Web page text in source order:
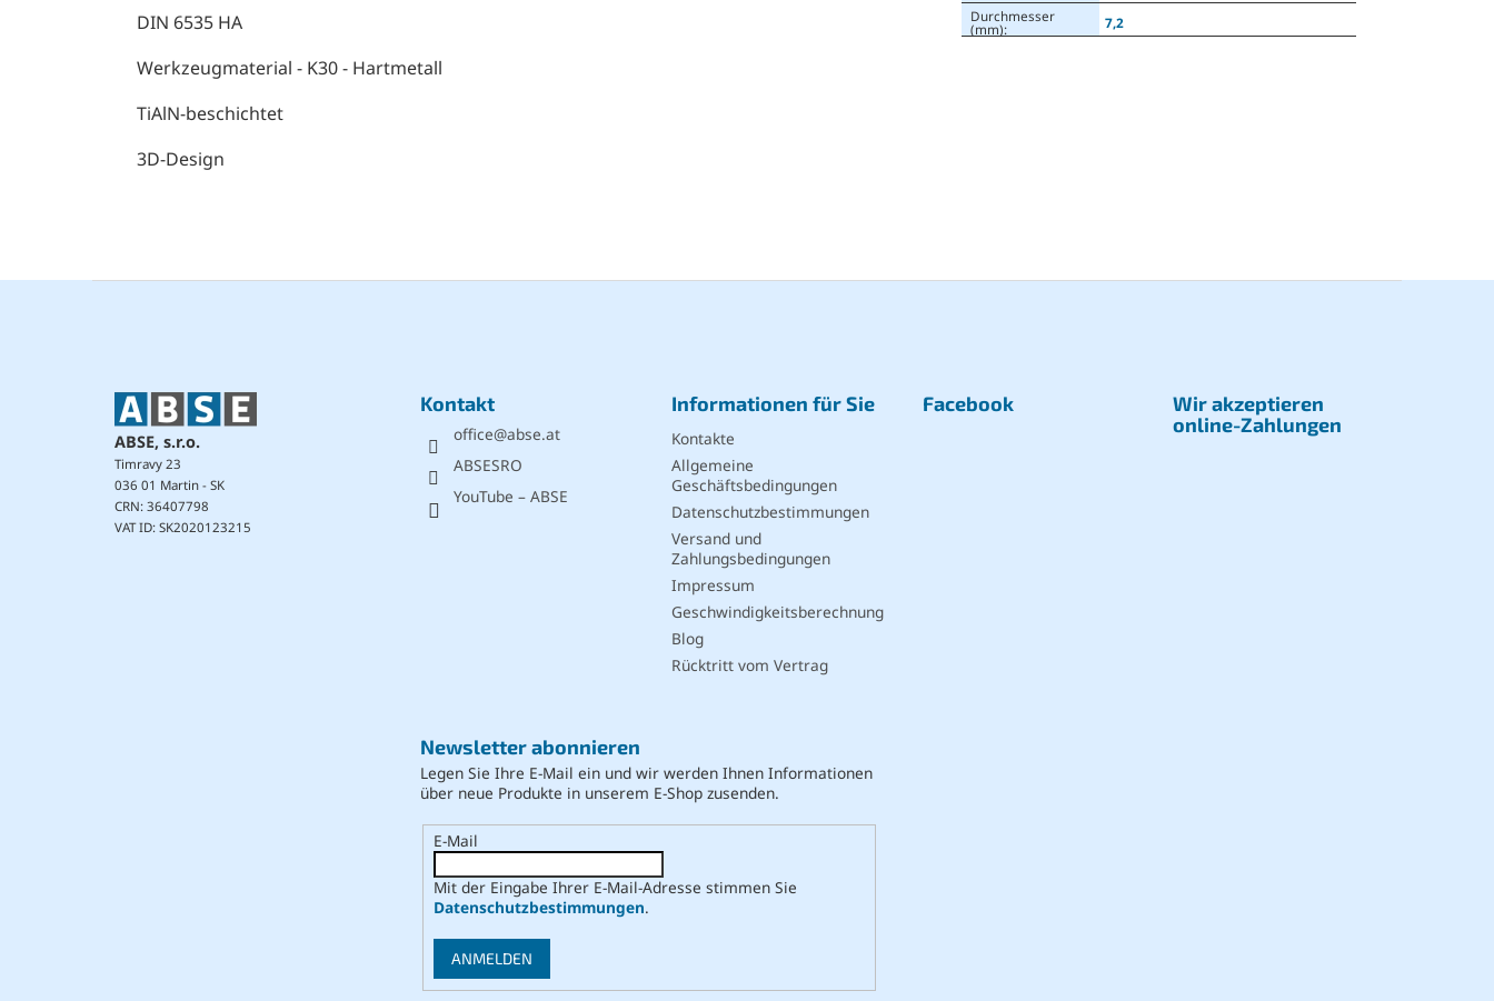
DIN 6535 HA
Werkzeugmaterial - K30 - Hartmetall
TiAlN-beschichtet
3D-Design
Durchmesser
(mm): 7,2
ABSE, s.r.o.
Timravy 23
036 01 Martin - SK
CRN: 36407798
VAT ID: SK2020123215
Kontakt
office@abse.at
ABSESRO
YouTube – ABSE
Informationen für Sie
Kontakte
Allgemeine
Geschäftsbedingungen
Datenschutzbestimmungen
Versand und
Zahlungsbedingungen
Impressum
Geschwindigkeitsberechnung
Blog
Rücktritt vom Vertrag
Facebook
Wir akzeptieren
online-Zahlungen
Newsletter abonnieren
Legen Sie Ihre E-Mail ein und wir werden Ihnen Informationen
über neue Produkte in unserem E-Shop zusenden.
E-Mail
Mit der Eingabe Ihrer E-Mail-Adresse stimmen Sie
Datenschutzbestimmungen.
ANMELDEN